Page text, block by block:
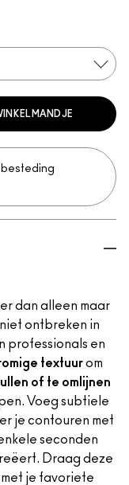
dan alleen maar
ontbreken in
professionals en
textuurom
of te omlijnen
Voeg subtiele
je contouren met
seconden
Draag deze
je favoriete